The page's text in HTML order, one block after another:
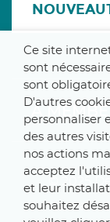
A
© 2025
Internal–
Ce site
sont
sont
D'autres
personnaliser
des autres
nos actions
acceptez
et leur
souhaitez